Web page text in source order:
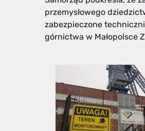
przemysłowego
zabezpieczone
górnictwa w Małopolsce